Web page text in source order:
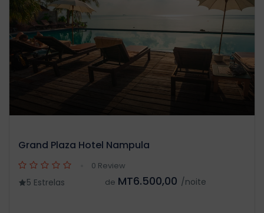
Grand Plaza Hotel Nampula
0 Review
5 Estrelas de MT6.500,00 /noite